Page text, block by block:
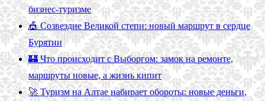
бизнес-туризме
🎪 Созвездие Великой степи: новый маршрут в сердце
Бурятии
🏰 Что происходит с Выборгом: замок на ремонте,
маршруты новые, а жизнь кипит
🚀 Туризм на Алтае набирает обороты: новые деньги,